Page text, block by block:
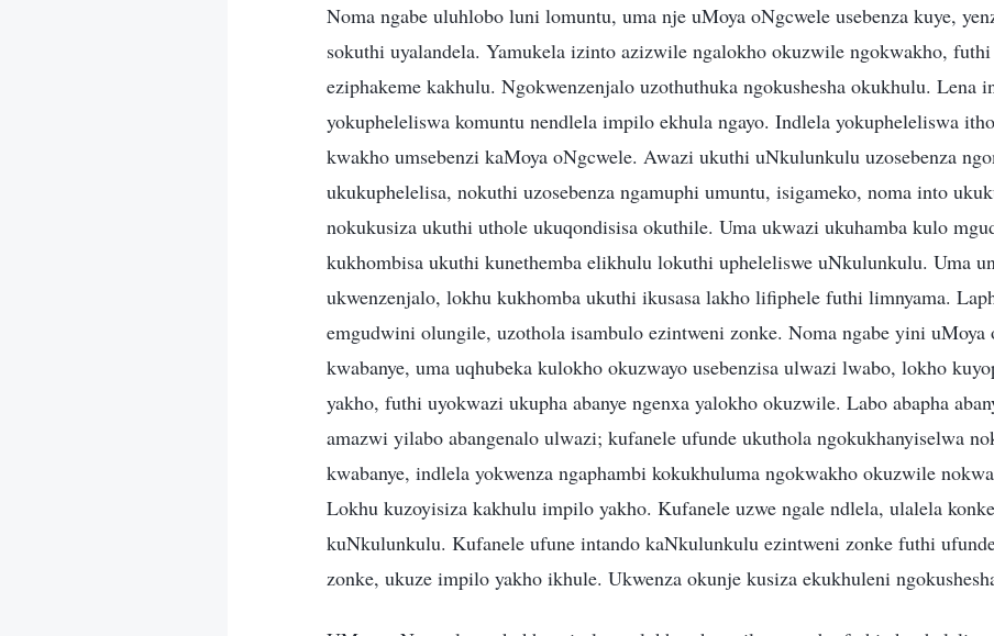
Noma ngabe uluhlobo luni lomuntu, uma nje uMoya oNgcwele usebenza kuye,
sokuthi uyalandela. Yamukela izinto azizwile ngalokho okuzwile ngokwakho,
eziphakeme kakhulu. Ngokwenzenjalo uzothuthuka ngokushesha okukhulu. Lena
yokupheleliswa komuntu nendlela impilo ekhula ngayo. Indlela yokupheleliswa
kwakho umsebenzi kaMoya oNgcwele. Awazi ukuthi uNkulunkulu uzosebenza
ukukuphelelisa, nokuthi uzosebenza ngamuphi umuntu, isigameko, noma into
nokukusiza ukuthi uthole ukuqondisisa okuthile. Uma ukwazi ukuhamba kulo
kukhombisa ukuthi kunethemba elikhulu lokuthi upheleliswe uNkulunkulu. Uma
ukwenzenjalo, lokhu kukhomba ukuthi ikusasa lakho lifiphele futhi limnyama.
emgudwini olungile, uzothola isambulo ezintweni zonke. Noma ngabe yini uMoya
kwabanye, uma uqhubeka kulokho okuzwayo usebenzisa ulwazi lwabo, lokho
yakho, futhi uyokwazi ukupha abanye ngenxa yalokho okuzwile. Labo abapha
amazwi yilabo abangenalo ulwazi; kufanele ufunde ukuthola ngokukhanyiselwa
kwabanye, indlela yokwenza ngaphambi kokukhuluma ngokwakho okuzwile
Lokhu kuzoyisiza kakhulu impilo yakho. Kufanele uzwe ngale ndlela, ulalela
kuNkulunkulu. Kufanele ufune intando kaNkulunkulu ezintweni zonke futhi
zonke, ukuze impilo yakho ikhule. Ukwenza okunje kusiza ekukhuleni